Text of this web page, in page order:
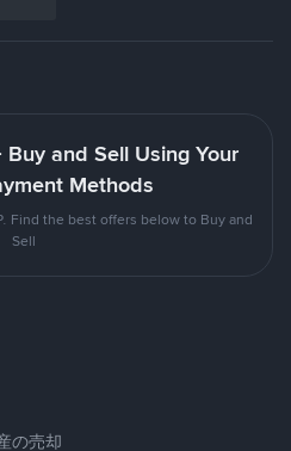
and Sell Using Your
Methods
Find the best offers below to Buy and
Sell
の売却